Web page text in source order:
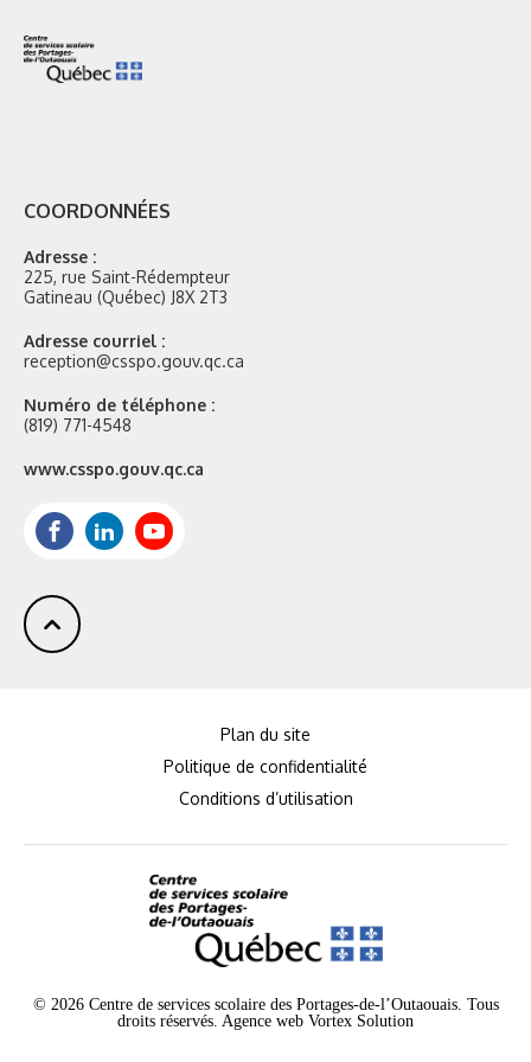
COORDONNÉES
Adresse :
225, rue Saint-Rédempteur
Gatineau (Québec) J8X 2T3
Adresse courriel :
reception@csspo.gouv.qc.ca
Numéro de téléphone :
(819) 771-4548
Site
www.csspo.gouv.qc.ca
FacebookLinkedInYoutube
Plan du site
Politique de confidentialité
Conditions d’utilisation
© 2026 Centre de services scolaire des Portages-de-l’Outaouais. Tous
droits réservés. Agence web Vortex Solution